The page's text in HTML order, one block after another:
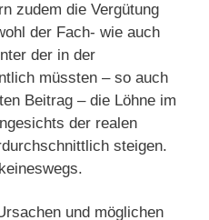
zudem die Vergütung
der Fach- wie auch
der in der
müssten – so auch
Beitrag – die Löhne im
der realen
steigen.
und möglichen